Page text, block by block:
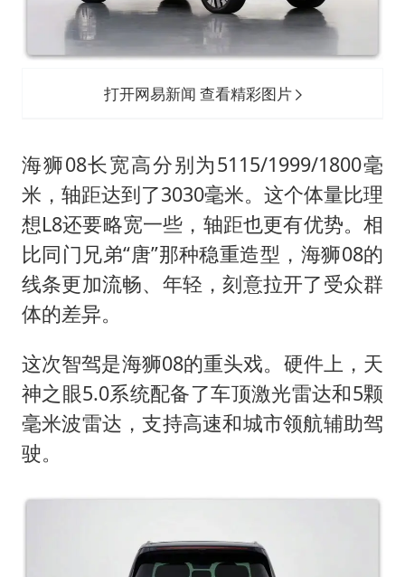
打开网易新闻 查看精彩图片
海狮08长宽高分别为5115/1999/1800毫
米，轴距达到了3030毫米。这个体量比理
想L8还要略宽一些，轴距也更有优势。相
比同门兄弟“唐”那种稳重造型，海狮08的
线条更加流畅、年轻，刻意拉开了受众群
体的差异。
这次智驾是海狮08的重头戏。硬件上，天
神之眼5.0系统配备了车顶激光雷达和5颗
毫米波雷达，支持高速和城市领航辅助驾
驶。